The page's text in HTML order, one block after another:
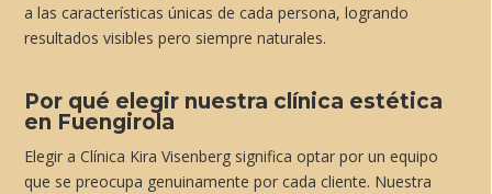
a las características únicas de cada persona, logrando
resultados visibles pero siempre naturales.
Por qué elegir nuestra clínica estética
en Fuengirola
Elegir a Clínica Kira Visenberg significa optar por un equipo
que se preocupa genuinamente por cada cliente. Nuestra